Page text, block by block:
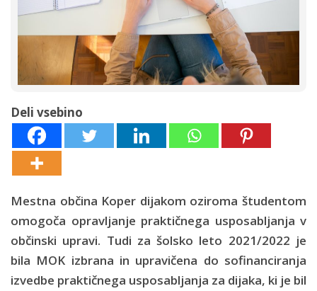
Deli vsebino
Mestna občina Koper dijakom oziroma študentom
omogoča opravljanje praktičnega usposabljanja v
občinski upravi. Tudi za šolsko leto 2021/2022 je
bila MOK izbrana in upravičena do sofinanciranja
izvedbe praktičnega usposabljanja za dijaka, ki je bil